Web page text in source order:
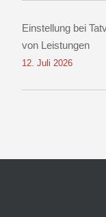
Einstellung bei
von Leistungen
12. Juli 2026